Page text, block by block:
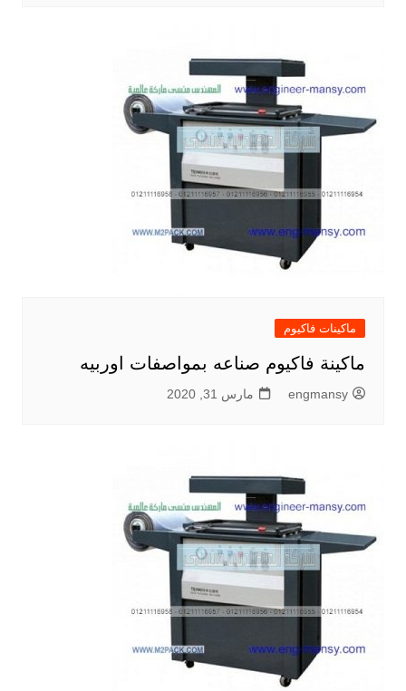
ماكينات فاكيوم
ماكينة فاكيوم صناعه بمواصفات اوربيه
engmansy مارس 31, 2020